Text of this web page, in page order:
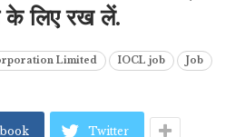
के लिए रख लें.
Limited IOCL job
Job
Twitter